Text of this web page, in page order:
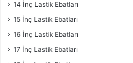
14 İnç Lastik Ebatları
15 İnç Lastik Ebatları
16 İnç Lastik Ebatları
17 İnç Lastik Ebatları